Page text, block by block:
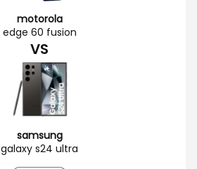
motorola
edge 60 fusion
VS
samsung
galaxy s24 ultra